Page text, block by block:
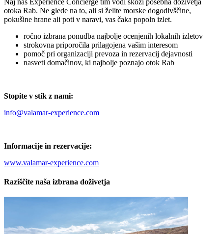
otoka Rab. Ne glede na to, ali si želite morske dogodivščine,
pokušine hrane ali poti v naravi, vas čaka popoln izlet.
ročno izbrana ponudba najbolje ocenjenih lokalnih izletov
strokovna priporočila prilagojena vašim interesom
pomoč pri organizaciji prevoza in rezervacij dejavnosti
nasveti domačinov, ki najbolje poznajo otok Rab
Stopite v stik z nami:
info@valamar-experience.com
Informacije in rezervacije:
www.valamar-experience.com
Raziščite naša izbrana doživetja